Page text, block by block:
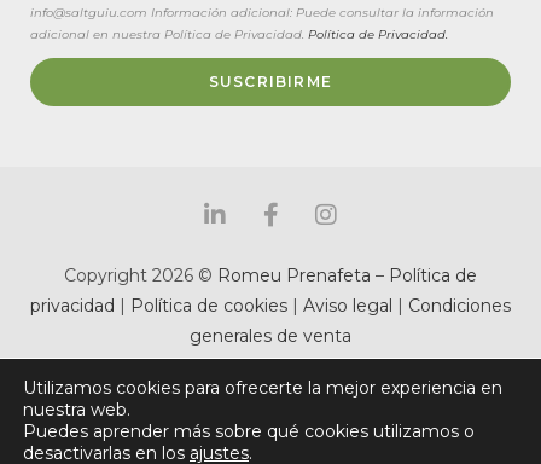
info@saltguiu.com Información adicional: Puede consultar la información
adicional en nuestra Política de Privacidad. Política de Privacidad.
SUSCRIBIRME
Copyright 2026 © Romeu Prenafeta – Política de
privacidad | Política de cookies | Aviso legal | Condiciones
generales de venta
Utilizamos cookies para ofrecerte la mejor experiencia en
nuestra web.
Puedes aprender más sobre qué cookies utilizamos o
desactivarlas en los ajustes.